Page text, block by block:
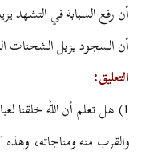
أن رفع السبابة في التشهد
أن السجود يزيل الشحنات
التعليق:
1) هل تعلم أن الله خلقنا
والقرب منه ومناجاته، وهذه